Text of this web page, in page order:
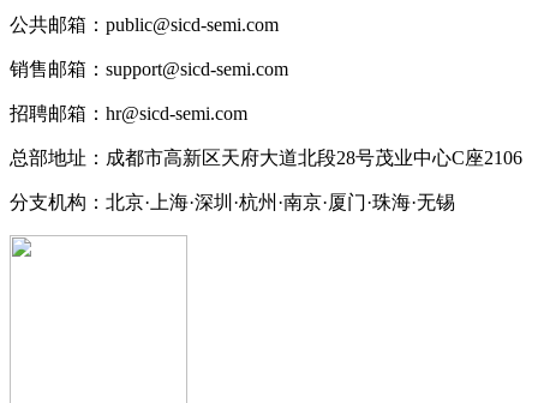
公共邮箱：public@sicd-semi.com
销售邮箱：support@sicd-semi.com
招聘邮箱：hr@sicd-semi.com
总部地址：成都市高新区天府大道北段28号茂业中心C座2106
分支机构：北京·上海·深圳·杭州·南京·厦门·珠海·无锡